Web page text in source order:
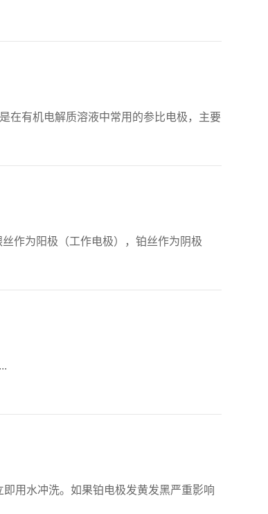
在有机电解质溶液中常用的参比电极，主要
作为阳极（工作电极），铂丝作为阴极
用水冲洗。如果铂电极发黄发黑严重影响